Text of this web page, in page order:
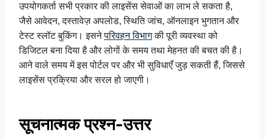
उपयोगकर्ता सभी प्रकार की लाइसेंस सेवाओं का लाभ ले सकता है,
जैसे आवेदन, दस्तावेज़ अपलोड, स्थिति जांच, ऑनलाइन भुगतान और
टेस्ट स्लॉट बुकिंग। इसनेपरिवहन विभागकी पूरी व्यवस्था को
डिजिटल बना दिया है और लोगों के समय तथा मेहनत की बचत की है।
आने वाले समय में इस पोर्टल पर और भी सुविधाएँ जुड़ सकती हैं, जिससे
लाइसेंस प्रक्रिया और सरल हो जाएगी।
सूचनात्मक प्रश्न-उत्तर